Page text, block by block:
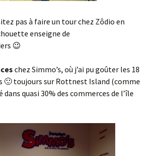
pas à faire un tour chez Zôdio en
enseigne de
😉
chez Simmo’s, où j’ai pu goûter les 18
🙂 toujours sur Rottnest Island (comme
dans quasi 30% des commerces de l’île